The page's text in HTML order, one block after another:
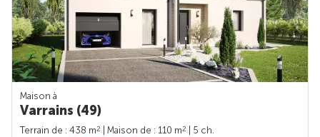
Maison à
Varrains (49)
Terrain de : 438 m2 | Maison de : 110 m2
| 5 ch.